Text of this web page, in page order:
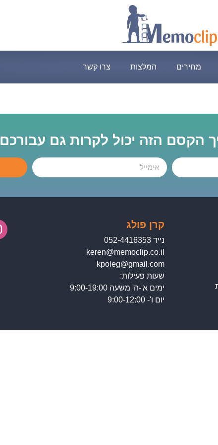
מחירים המלצות צרו קשר
הקסם הזה יכול לקרות גם עבורכם
קרן פולג
נייד 052-4416353
keren@memoclip.co.il
kpoleg@gmail.com
שעות פעילות:
ימים א'-ה' משעה 9:00-19:00
יום ו'- 9:00-12:00